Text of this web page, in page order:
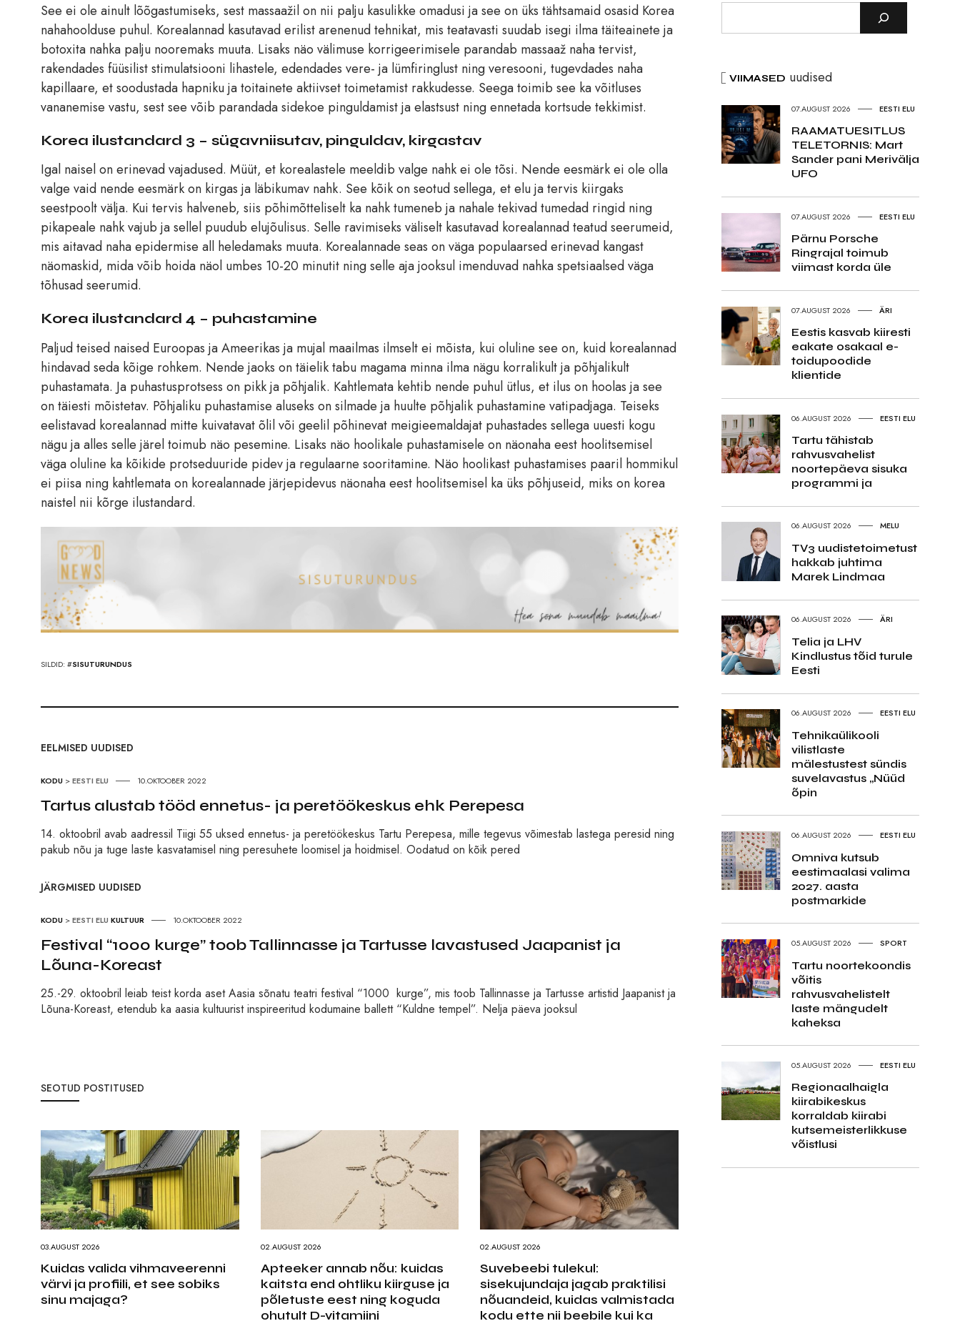
See ei ole ainult lõõgastumiseks, sest massaažil on nii palju kasulikke omadusi ja see on üks tähtsamaid osasid Korea
nahahoolduse puhul. Korealannad kasutavad erilist arenenud tehnikat, mis teatavasti suudab isegi ilma täiteainete ja
botoxita nahka palju nooremaks muuta. Lisaks näo välimuse korrigeerimisele parandab massaaž naha tervist,
rakendades füüsilist stimulatsiooni lihastele, edendades vere- ja lümfiringlust ning veresooni, tugevdades naha
kapillaare, et soodustada hapniku ja toitainete aktiivset toimetamist rakkudesse. Seega toimib see ka võitluses
vananemise vastu, sest see võib parandada sidekoe pinguldamist ja elastsust ning ennetada kortsude tekkimist.
Korea ilustandard 3 – sügavniisutav, pinguldav, kirgastav
Igal naisel on erinevad vajadused. Müüt, et korealastele meeldib valge nahk ei ole tõsi. Nende eesmärk ei ole olla
valge vaid nende eesmärk on kirgas ja läbikumav nahk. See kõik on seotud sellega, et elu ja tervis kiirgaks
seestpoolt välja. Kui tervis halveneb, siis põhimõtteliselt ka nahk tumeneb ja nahale tekivad tumedad ringid ning
pikapeale nahk vajub ja sellel puudub elujõulisus. Selle ravimiseks väliselt kasutavad korealannad teatud seerumeid,
mis aitavad naha epidermise all heledamaks muuta. Korealannade seas on väga populaarsed erinevad kangast
näomaskid, mida võib hoida näol umbes 10-20 minutit ning selle aja jooksul imenduvad nahka spetsiaalsed väga
tõhusad seerumid.
Korea ilustandard 4 – puhastamine
Paljud teised naised Euroopas ja Ameerikas ja mujal maailmas ilmselt ei mõista, kui oluline see on, kuid korealannad
hindavad seda kõige rohkem. Nende jaoks on täielik tabu magama minna ilma nägu korralikult ja põhjalikult
puhastamata. Ja puhastusprotsess on pikk ja põhjalik. Kahtlemata kehtib nende puhul ütlus, et ilus on hoolas ja see
on täiesti mõistetav. Põhjaliku puhastamise aluseks on silmade ja huulte põhjalik puhastamine vatipadjaga. Teiseks
eelistavad korealannad mitte kuivatavat õlil või geelil põhinevat meigieemaldajat puhastades sellega uuesti kogu
nägu ja alles selle järel toimub näo pesemine. Lisaks näo hoolikale puhastamisele on näonaha eest hoolitsemisel
väga oluline ka kõikide protseduuride pidev ja regulaarne sooritamine. Näo hoolikast puhastamises paaril hommikul
ei piisa ning kahtlemata on korealannade järjepidevus näonaha eest hoolitsemisel ka üks põhjuseid, miks on korea
naistel nii kõrge ilustandard.
SILDID: #SISUTURUNDUS
EELMISED UUDISED
KODU >EESTI ELU 10.OKTOOBER 2022
Tartus alustab tööd ennetus- ja peretöökeskus ehk Perepesa
14. oktoobril avab aadressil Tiigi 55 uksed ennetus- ja peretöökeskus Tartu Perepesa, mille tegevus võimestab lastega peresid ning
pakub nõu ja tuge laste kasvatamisel ning peresuhete loomisel ja hoidmisel. Oodatud on kõik pered
JÄRGMISED UUDISED
KODU >EESTI ELU KULTUUR 10.OKTOOBER 2022
Festival “1000 kurge” toob Tallinnasse ja Tartusse lavastused Jaapanist ja
Lõuna-Koreast
25.-29. oktoobril leiab teist korda aset Aasia sõnatu teatri festival “1000 kurge”, mis toob Tallinnasse ja Tartusse artistid Jaapanist ja
Lõuna-Koreast, etendub ka aasia kultuurist inspireeritud kodumaine ballett “Kuldne tempel”. Nelja päeva jooksul
SEOTUD POSTITUSED
03.AUGUST 2026
Kuidas valida vihmaveerenni
värvi ja profiili, et see sobiks
sinu majaga?
02.AUGUST 2026
Apteeker annab nõu: kuidas
kaitsta end ohtliku kiirguse ja
põletuste eest ning koguda
ohutult D-vitamiini
02.AUGUST 2026
Suvebeebi tulekul:
sisekujundaja jagab praktilisi
nõuandeid, kuidas valmistada
kodu ette nii beebile kui ka
VIIMASED uudised
07.AUGUST 2026 EESTI ELU
RAAMATUESITLUS
TELETORNIS: Mart
Sander pani Merivälja
UFO
07.AUGUST 2026 EESTI ELU
Pärnu Porsche
Ringrajal toimub
viimast korda üle
07.AUGUST 2026 ÄRI
Eestis kasvab kiiresti
eakate osakaal e-
toidupoodide
klientide
06.AUGUST 2026 EESTI ELU
Tartu tähistab
rahvusvahelist
noortepäeva sisuka
programmi ja
06.AUGUST 2026 MELU
TV3 uudistetoimetust
hakkab juhtima
Marek Lindmaa
06.AUGUST 2026 ÄRI
Telia ja LHV
Kindlustus tõid turule
Eesti
06.AUGUST 2026 EESTI ELU
Tehnikaülikooli
vilistlaste
mälestustest sündis
suvelavastus „Nüüd
õpin
06.AUGUST 2026 EESTI ELU
Omniva kutsub
eestimaalasi valima
2027. aasta
postmarkide
05.AUGUST 2026 SPORT
Tartu noortekoondis
võitis
rahvusvahelistelt
laste mängudelt
kaheksa
05.AUGUST 2026 EESTI ELU
Regionaalhaigla
kiirabikeskus
korraldab kiirabi
kutsemeisterlikkuse
võistlusi